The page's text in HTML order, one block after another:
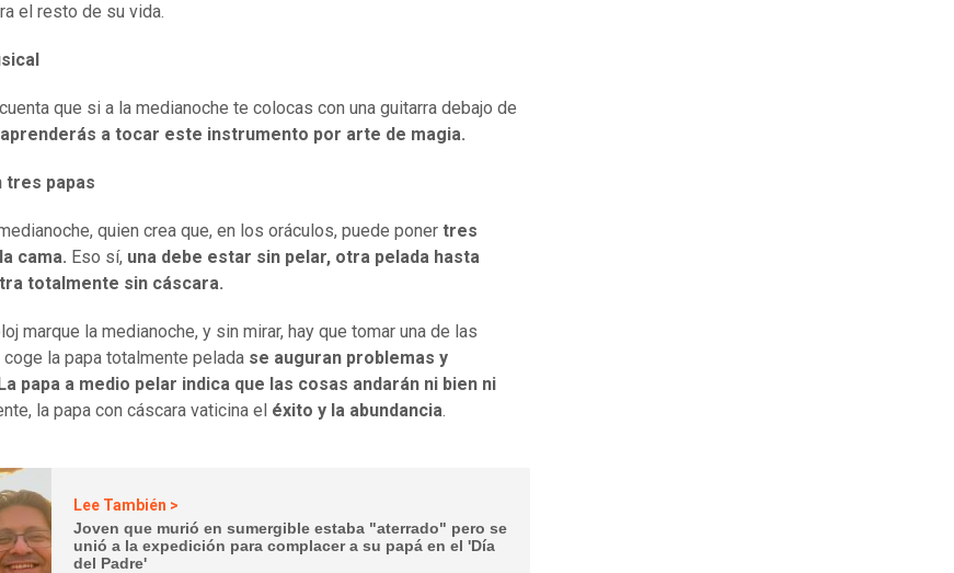
el resto de su vida.
que si a la medianoche te colocas con una guitarra debajo de
aprenderás a tocar este instrumento por arte de magia.
tres papas
quien crea que, en los oráculos, puede poner tres
cama. Eso sí, una debe estar sin pelar, otra pelada hasta
totalmente sin cáscara.
marque la medianoche, y sin mirar, hay que tomar una de las
la papa totalmente pelada se auguran problemas y
papa a medio pelar indica que las cosas andarán ni bien ni
la papa con cáscara vaticina el éxito y la abundancia.
Lee También >
Joven que murió en sumergible estaba "aterrado" pero se
unió a la expedición para complacer a su papá en el 'Día
del Padre'